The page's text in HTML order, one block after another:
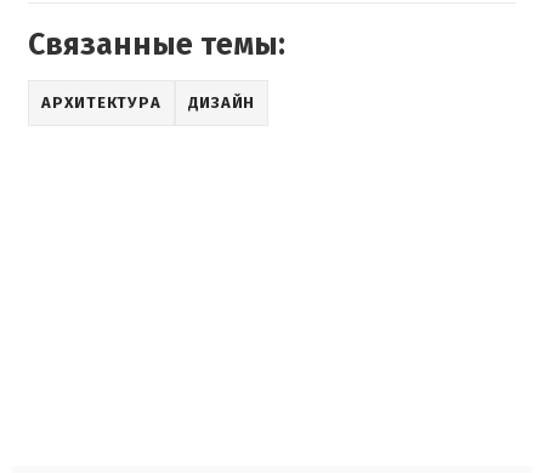
Связанные темы:
АРХИТЕКТУРА ДИЗАЙН